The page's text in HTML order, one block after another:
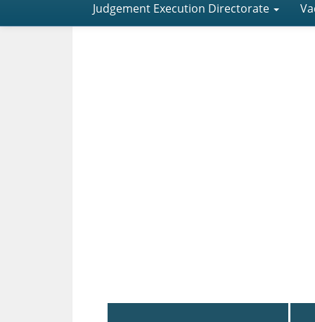
Judgement Execution Directorate